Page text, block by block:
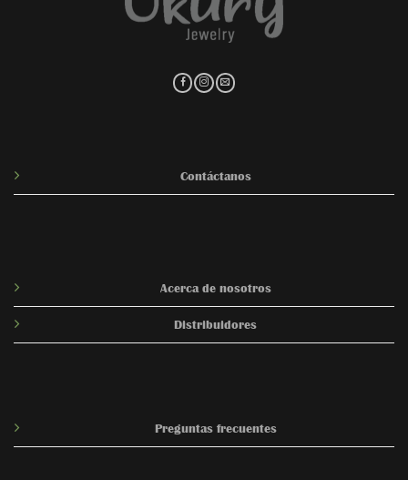
Acerca de nosotros
Distribuidores
Preguntas frecuentes
Contáctanos